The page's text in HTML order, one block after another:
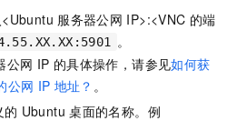
服务器公网 IP>:<VNC 的端
。
公网 IP 的具体操作，请参见如何获
公网 IP 地址？ 。
的 Ubuntu 桌面的名称。例